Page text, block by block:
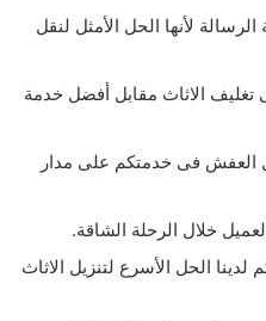
لأنها الحل الأمثل لنقل
الاثاث مقابل أفضل خدمة
فى خدمتكم على مدار
خلال الرحلة الشاقة.
لدينا الحل الأسرع لتنزيل الاثاث